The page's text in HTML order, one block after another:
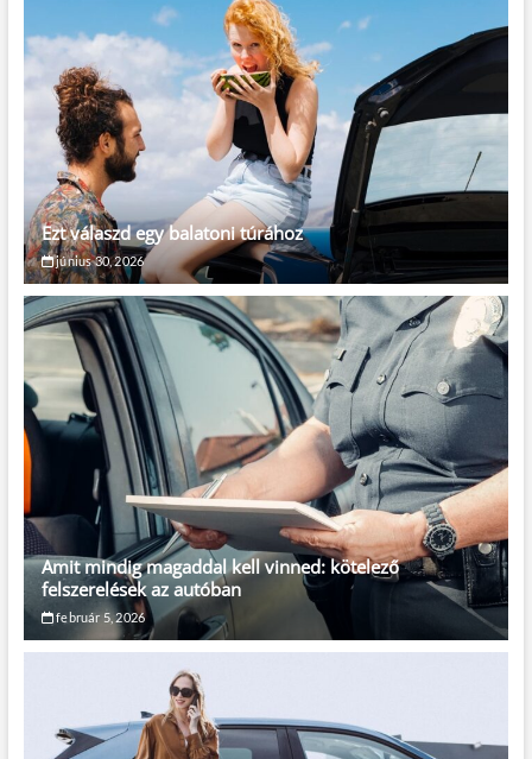
Ezt válaszd egy balatoni túrához
június 30, 2026
Amit mindig magaddal kell vinned: kötelező
felszerelések az autóban
február 5, 2026